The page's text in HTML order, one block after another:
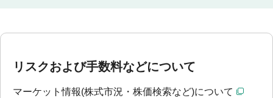
リスクおよび手数料などについて
マーケット情報(株式市況・株価検索など)について